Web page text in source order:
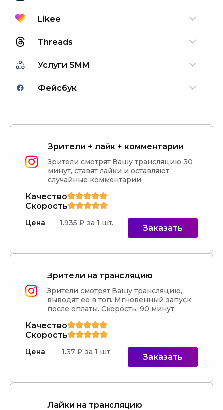
Likee
Threads
Услуги SMM
Фейсбук
Зрители + лайк + комментарии
Зрители смотрят Вашу трансляцию 30
минут, ставят лайки и оставляют
случайные комментарии.
Качество
Скорость
Цена 1.935 ₽ за 1 шт.
Заказать
Зрители на трансляцию
Зрители смотрят Вашу трансляцию,
выводят ее в топ. Мгновенный запуск
после оплаты. Скорость: 90 минут.
Качество
Скорость
Цена 1.37 ₽ за 1 шт.
Заказать
Лайки на трансляцию